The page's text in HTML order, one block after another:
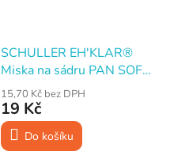
SCHULLER EH'KLAR®
Miska na sádru PAN SOFT
PVC vysoká, pr. 13×9 cm
15,70 Kč bez DPH
19 Kč
Do košíku